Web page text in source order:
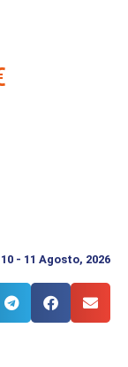
- 11 Agosto, 2026